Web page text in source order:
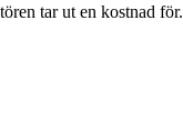
tar ut en kostnad för.